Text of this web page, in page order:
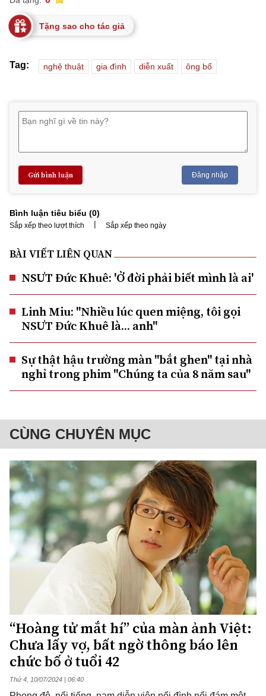
Tặng sao cho tác giả
Tag: nghệ thuật gia đình diễn xuất ông bố
Gửi bình luận Đăng nhập
Bình luận tiêu biểu (0)
Sắp xếp theo lượt thích | Sắp xếp theo ngày
BÀI VIẾT LIÊN QUAN
NSƯT Đức Khuê: 'Ở đời phải biết mình là ai'
Linh Miu: "Nhiều lúc quen miệng, tôi gọi
NSƯT Đức Khuê là... anh"
Sự thật hậu trường màn "bắt ghen" tại nhà
nghỉ trong phim "Chúng ta của 8 năm sau"
CÙNG CHUYÊN MỤC
“Hoàng tử mắt hí” của màn ảnh Việt:
Chưa lấy vợ, bất ngờ thông báo lên
chức bố ở tuổi 42
Thứ 4, 10/07/2024 | 06:40